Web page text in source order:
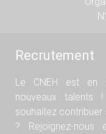
Recrutement
Le CNEH est en
nouveaux talents
souhaitez contribuer
? Rejoignez-nous